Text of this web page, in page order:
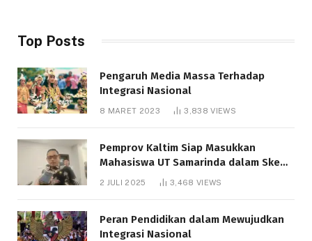
Top Posts
Pengaruh Media Massa Terhadap
Integrasi Nasional
8 MARET 2023 3,838VIEWS
Pemprov Kaltim Siap Masukkan
Mahasiswa UT Samarinda dalam Skema
Bantuan Pendidikan Gratispol
2 JULI 2025 3,468 VIEWS
Peran Pendidikan dalam Mewujudkan
Integrasi Nasional